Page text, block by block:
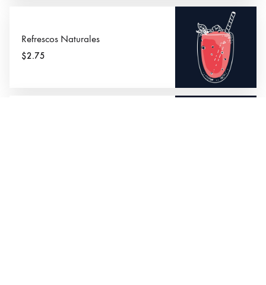
Refrescos Naturales
$2.75